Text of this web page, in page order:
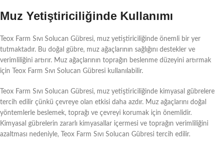
Muz Yetiştiriciliğinde Kullanımı
Teox Farm Sıvı Solucan Gübresi, muz yetiştiriciliğinde önemli bir yer
tutmaktadır. Bu doğal gübre, muz ağaçlarının sağlığını destekler ve
verimliliğini artırır. Muz ağaçlarının toprağın beslenme düzeyini artırmak
için Teox Farm Sıvı Solucan Gübresi kullanılabilir.
Teox Farm Sıvı Solucan Gübresi, muz yetiştiriciliğinde kimyasal gübrelere
tercih edilir çünkü çevreye olan etkisi daha azdır. Muz ağaçlarını doğal
yöntemlerle beslemek, toprağı ve çevreyi korumak için önemlidir.
Kimyasal gübrelerin zararlı kimyasallar içermesi ve toprağın verimliliğini
azaltması nedeniyle, Teox Farm Sıvı Solucan Gübresi tercih edilir.